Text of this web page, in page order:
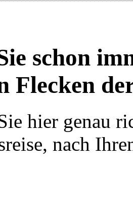
schon
Flecken
hier genau
nach